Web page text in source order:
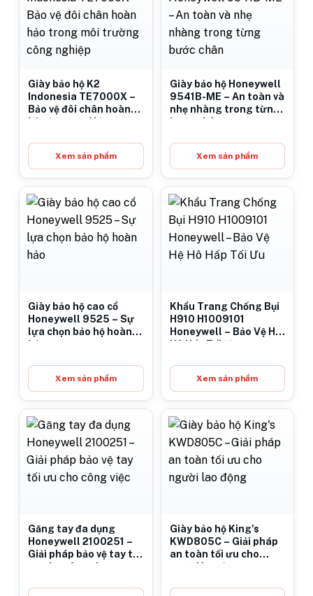
Giày bảo hộ K2
Indonesia TE7000X –
Bảo vệ đôi chân hoàn
hảo trong môi trường
Xem sản phẩm
Giày bảo hộ Honeywell
9541B-ME – An toàn và
nhẹ nhàng trong từng
bước chân
Xem sản phẩm
Giày bảo hộ cao cổ
Honeywell 9525 – Sự
lựa chọn bảo hộ hoàn
hảo
Xem sản phẩm
Khẩu Trang Chống Bụi
H910 H1009101
Honeywell – Bảo Vệ Hệ
Hô Hấp Tối Ưu
Xem sản phẩm
Găng tay đa dụng
Honeywell 2100251 –
Giải pháp bảo vệ tay tối
ưu cho công việc
Giày bảo hộ King's
KWD805C – Giải pháp
an toàn tối ưu cho
người lao động